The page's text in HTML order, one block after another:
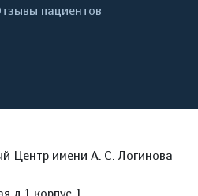
пациентов
Центр имени А. С. Логинова